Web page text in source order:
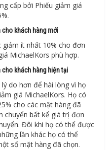
cấp bởi Phiếu giảm giá
cho khách hàng mới
ít nhất 10% cho đơn
MichaelKors phù hợp.
cho khách hàng hiện tại
do hơn để hài lòng vì họ
giá MichaelKors. Họ có
cho các mặt hàng đã
chuyển bất kể giá trị đơn
Đôi khi họ có thể được
lần khác họ có thể
số mặt hàng đã chọn.